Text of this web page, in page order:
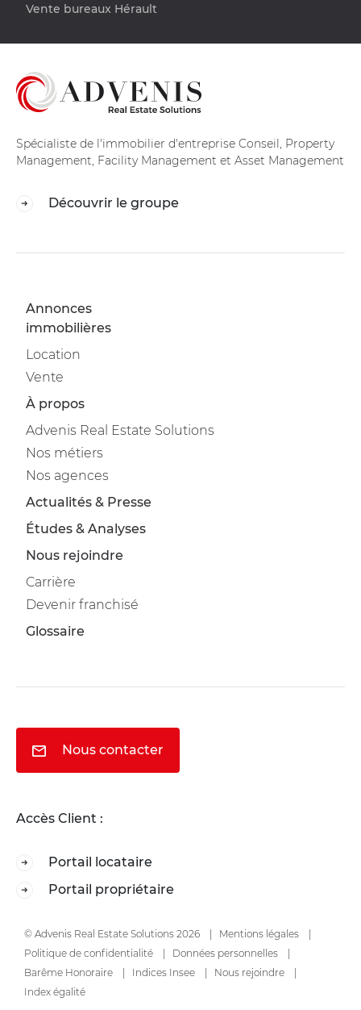
Vente bureaux Hérault
Spécialiste de l'immobilier d'entreprise Conseil, Property
Management, Facility Management et Asset Management
Découvrir le groupe
Annonces
immobilières
Location
Vente
À propos
Advenis Real Estate Solutions
Nos métiers
Nos agences
Actualités & Presse
Études & Analyses
Nous rejoindre
Carrière
Devenir franchisé
Glossaire
Nous contacter
Accès Client :
Portail locataire
Portail propriétaire
© Advenis Real Estate Solutions 2026
Mentions légales
Politique de confidentialité
Données personnelles
Barême Honoraire
Indices Insee
Nous rejoindre
Index égalité